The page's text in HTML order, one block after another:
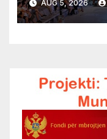
AUG 5, 2026